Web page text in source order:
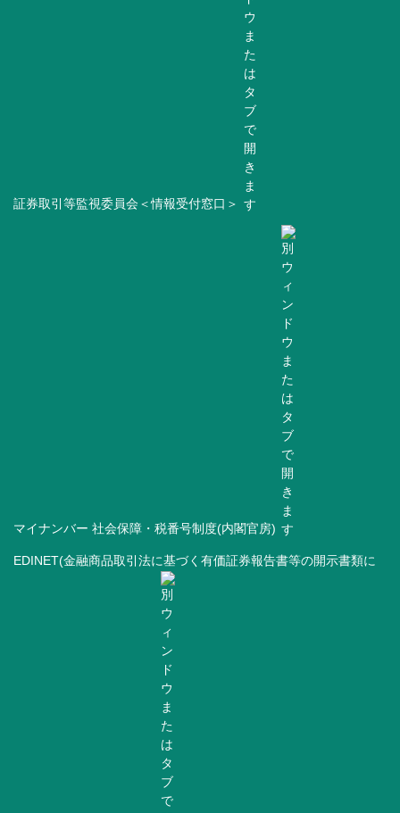
証券取引等監視委員会＜情報受付窓口＞
マイナンバー 社会保障・税番号制度(内閣官房)
EDINET(金融商品取引法に基づく有価証券報告書等の開示書類に